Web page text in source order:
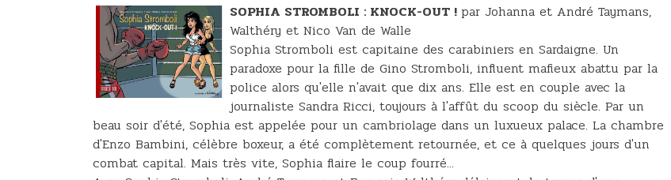
SOPHIA STROMBOLI : KNOCK-OUT ! par Johanna et André Taymans,
Walthéry et Nico Van de Walle
Sophia Stromboli est capitaine des carabiniers en Sardaigne. Un
paradoxe pour la fille de Gino Stromboli, influent mafieux abattu par la
police alors qu'elle n'avait que dix ans. Elle est en couple avec la
journaliste Sandra Ricci, toujours à l'affût du scoop du siècle. Par un
beau soir d'été, Sophia est appelée pour un cambriolage dans un luxueux palace. La chambre
d'Enzo Bambini, célèbre boxeur, a été complètement retournée, et ce à quelques jours d'un
combat capital. Mais très vite, Sophia flaire le coup fourré...